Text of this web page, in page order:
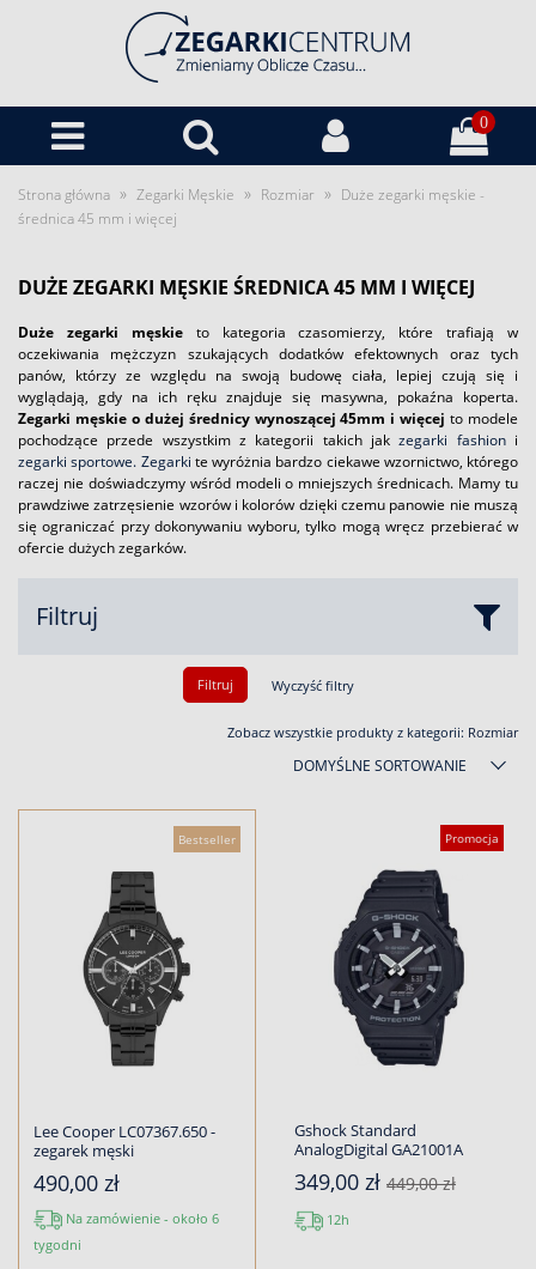
0
Strona główna » Zegarki Męskie » Rozmiar » Duże zegarki męskie -
średnica 45 mm i więcej
DUŻE ZEGARKI MĘSKIE ŚREDNICA 45 MM I WIĘCEJ
Duże zegarki męskieto kategoria czasomierzy, które trafiają w
oczekiwania mężczyzn szukających dodatków efektownych oraz tych
panów, którzy ze względu na swoją budowę ciała, lepiej czują się i
wyglądają, gdy na ich ręku znajduje się masywna, pokaźna koperta.
Zegarki męskie o dużej średnicy wynoszącej 45mm i więcej to modele
pochodzące przede wszystkim z kategorii takich jakzegarki fashioni
zegarki sportowe. Zegarki te wyróżnia bardzo ciekawe wzornictwo, którego
raczej nie doświadczymy wśród modeli o mniejszych średnicach. Mamy tu
prawdziwe zatrzęsienie wzorów i kolorów dzięki czemu panowie nie muszą
się ograniczać przy dokonywaniu wyboru, tylko mogą wręcz przebierać w
ofercie dużych zegarków.
Filtruj
Filtruj Wyczyść filtry
Zobacz wszystkie produkty z kategorii: Rozmiar
DOMYŚLNE SORTOWANIE
Bestseller
Lee Cooper LC07367.650 -
zegarek męski
490,00 zł
Na zamówienie - około 6
tygodni
Promocja
Gshock Standard
AnalogDigital GA21001A
349,00 zł 449,00 zł
12h